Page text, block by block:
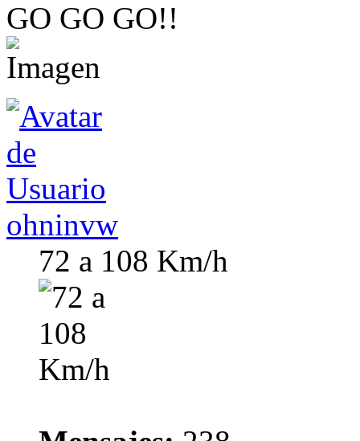
GO GO GO!!
ohninvw
72 a 108 Km/h